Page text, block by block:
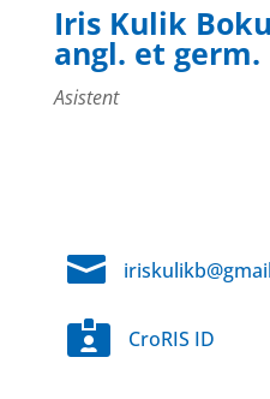

 CroRIS ID
Iris Kulik
angl. et germ.
Asistent